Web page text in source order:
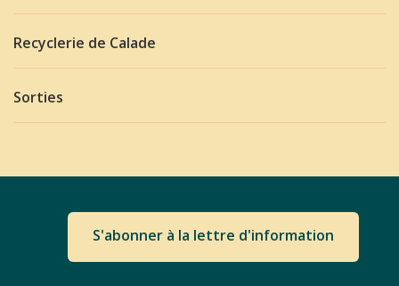
Recyclerie de Calade
Sorties
S'abonner à la lettre d'information